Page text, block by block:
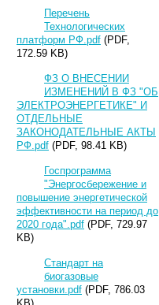
Перечень
Технологических
платформ РФ.pdf (PDF,
172.59 KB)
ФЗ О ВНЕСЕНИИ
ИЗМЕНЕНИЙ В ФЗ "ОБ
ЭЛЕКТРОЭНЕРГЕТИКЕ" И
ОТДЕЛЬНЫЕ
ЗАКОНОДАТЕЛЬНЫЕ АКТЫ
РФ.pdf (PDF, 98.41 KB)
Госпрограмма
"Энергосбережение и
повышение энергетической
эффективности на период до
2020 года".pdf (PDF, 729.97
KB)
Стандарт на
биогазовые
установки.pdf (PDF, 786.03